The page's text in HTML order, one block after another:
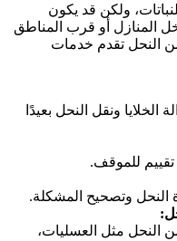
ولكن قد يكون
أو قرب المناطق
النحل تقدم خدمات
ونقل النحل بعيدًا
للموقف.
النحل وتصحيح المشكلة.
النحل مثل العسليات،